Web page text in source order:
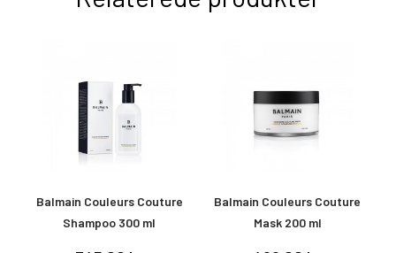
Balmain Couleurs Couture
Shampoo 300 ml
Balmain Couleurs Couture
Mask 200 ml